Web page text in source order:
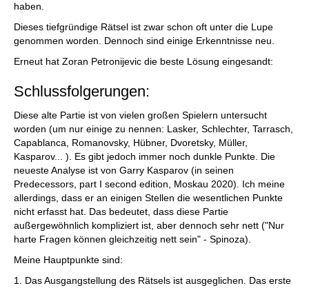
haben.
Dieses tiefgründige Rätsel ist zwar schon oft unter die Lupe
genommen worden. Dennoch sind einige Erkenntnisse neu.
Erneut hat Zoran Petronijevic die beste Lösung eingesandt:
Schlussfolgerungen:
Diese alte Partie ist von vielen großen Spielern untersucht
worden (um nur einige zu nennen: Lasker, Schlechter, Tarrasch,
Capablanca, Romanovsky, Hübner, Dvoretsky, Müller,
Kasparov... ). Es gibt jedoch immer noch dunkle Punkte. Die
neueste Analyse ist von Garry Kasparov (in seinen
Predecessors, part I second edition, Moskau 2020). Ich meine
allerdings, dass er an einigen Stellen die wesentlichen Punkte
nicht erfasst hat. Das bedeutet, dass diese Partie
außergewöhnlich kompliziert ist, aber dennoch sehr nett ("Nur
harte Fragen können gleichzeitig nett sein" - Spinoza).
Meine Hauptpunkte sind:
1. Das Ausgangstellung des Rätsels ist ausgeglichen. Das erste